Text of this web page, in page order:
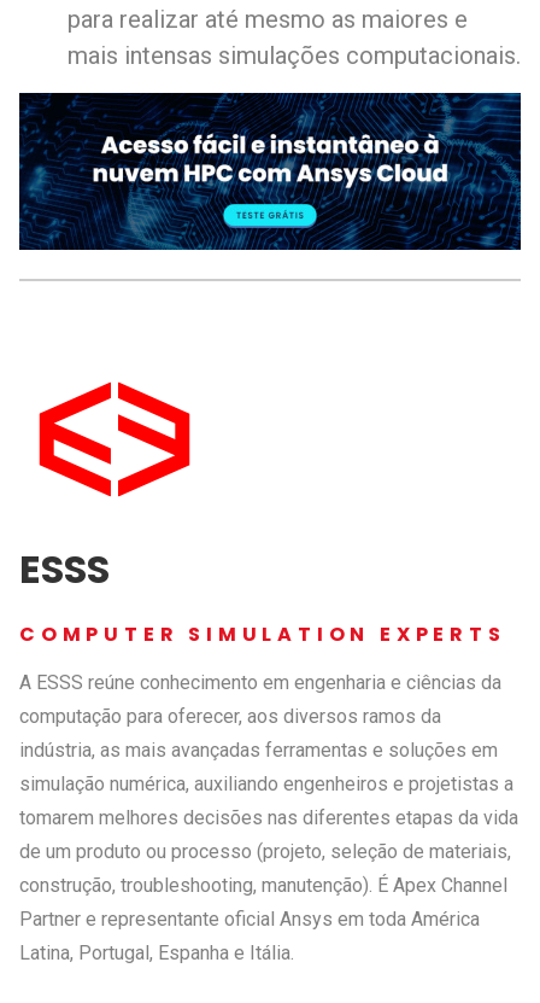
para realizar até mesmo as maiores e
mais intensas simulações computacionais.
ESSS
COMPUTER SIMULATION EXPERTS
A ESSS reúne conhecimento em engenharia e ciências da
computação para oferecer, aos diversos ramos da
indústria, as mais avançadas ferramentas e soluções em
simulação numérica, auxiliando engenheiros e projetistas a
tomarem melhores decisões nas diferentes etapas da vida
de um produto ou processo (projeto, seleção de materiais,
construção, troubleshooting, manutenção). É Apex Channel
Partner e representante oficial Ansys em toda América
Latina, Portugal, Espanha e Itália.